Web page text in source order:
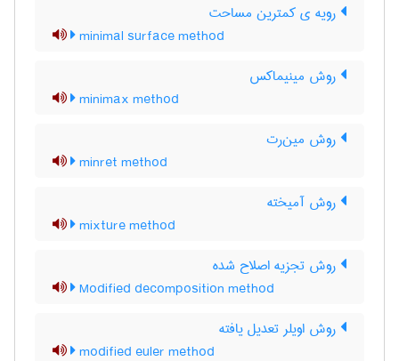
رویه ی کمترین مساحت
minimal surface method
روش مینیماکس
minimax method
روش مین‌رت
minret method
روش آمیخته
mixture method
روش تجزیه اصلاح شده
Modified decomposition method
روش اویلر تعدیل یافته
modified euler method